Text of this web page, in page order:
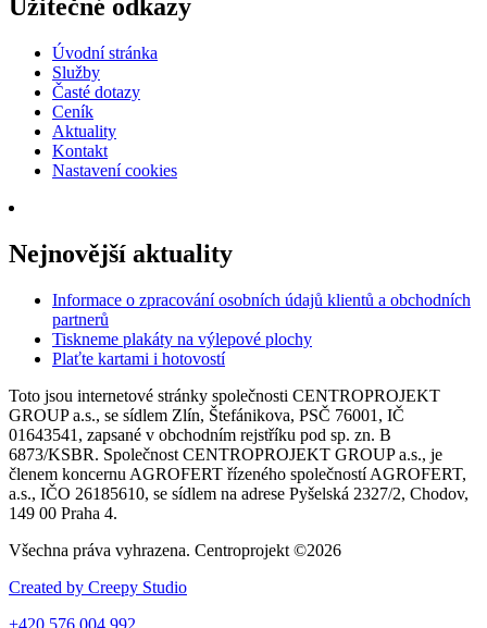
Užitečné odkazy
Úvodní stránka
Služby
Časté dotazy
Ceník
Aktuality
Kontakt
Nastavení cookies
Nejnovější aktuality
Informace o zpracování osobních údajů klientů a obchodních
partnerů
Tiskneme plakáty na výlepové plochy
Plaťte kartami i hotovostí
Toto jsou internetové stránky společnosti CENTROPROJEKT
GROUP a.s., se sídlem Zlín, Štefánikova, PSČ 76001, IČ
01643541, zapsané v obchodním rejstříku pod sp. zn. B
6873/KSBR. Společnost CENTROPROJEKT GROUP a.s., je
členem koncernu AGROFERT řízeného společností AGROFERT,
a.s., IČO 26185610, se sídlem na adrese Pyšelská 2327/2, Chodov,
149 00 Praha 4.
Všechna práva vyhrazena. Centroprojekt ©2026
Created by Creepy Studio
+420 576 004 992